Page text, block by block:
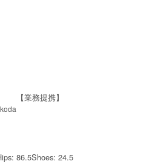
【業務提携】
86.5Shoes: 24.5